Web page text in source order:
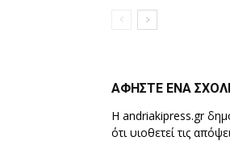
ΑΦΗΣΤΕ ΕΝΑ
Η andriakipress.gr
ότι υιοθετεί τις